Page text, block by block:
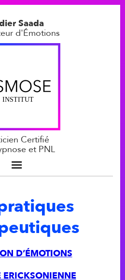
Saada
d'Émotions
Certifié
et PNL
D’ÉMOTIONS
ERICKSONIENNE